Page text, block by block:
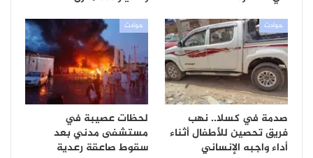
حوادث
صدمة في كسلا.. نهب
فريق تحصين للأطفال أثناء
أداء واجبه الإنساني
حوادث
لحظات عصيبة في
مستشفى مدني بعد
سقوط صاعقة رعدية